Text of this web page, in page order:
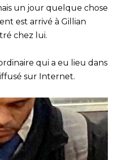
un jour quelque chose
est arrivé à Gillian
chez lui.
qui a eu lieu dans
sur Internet.